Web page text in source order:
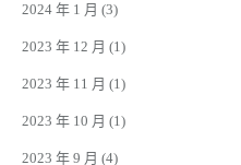
2024 年 1 月 (3)
2023 年 12 月 (1)
2023 年 11 月 (1)
2023 年 10 月 (1)
2023 年 9 月 (4)